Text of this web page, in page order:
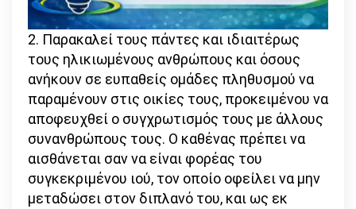
2. Παρακαλεί τους πάντες και ιδιαιτέρως
τους ηλικιωμένους ανθρώπους και όσους
ανήκουν σε ευπαθείς ομάδες πληθυσμού να
παραμένουν στις οικίες τους, προκειμένου να
αποφευχθεί ο συγχρωτισμός τους με άλλους
συνανθρώπους τους. Ο καθένας πρέπει να
αισθάνεται σαν να είναι φορέας του
συγκεκριμένου ιού, τον οποίο οφείλει να μην
μεταδώσει στον διπλανό του, και ως εκ